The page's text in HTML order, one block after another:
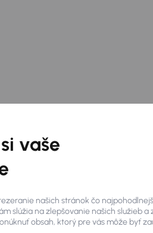
vaše
našich stránok čo
slúžia na zlepšovanie našich služieb
obsah, ktorý pre vás môže byť